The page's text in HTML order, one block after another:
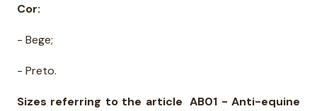
Cor:
- Bege;
- Preto.
Sizes referring to the article AB01 - Anti-equine